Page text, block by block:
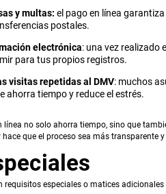
y multas: el pago en línea
postales.
electrónica: una vez realizado
para tus propios registros.
visitas repetidas al DMV: muchos
ahorra tiempo y reduce el estrés.
línea no solo ahorra tiempo, sino que
que el proceso sea más transparente
requisitos especiales o matices